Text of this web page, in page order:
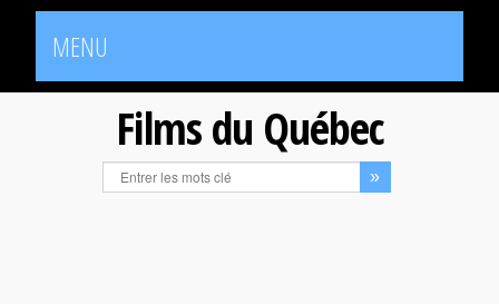
MENU
Films du Québec